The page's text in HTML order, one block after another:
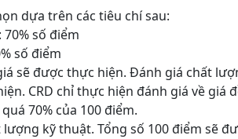
dựa trên các tiêu chí sau:
số điểm
số điểm
sẽ được thực hiện. Đánh giá chất
CRD chỉ thực hiện đánh giá về giá
70% của 100 điểm.
lượng kỹ thuật. Tổng số 100 điểm sẽ